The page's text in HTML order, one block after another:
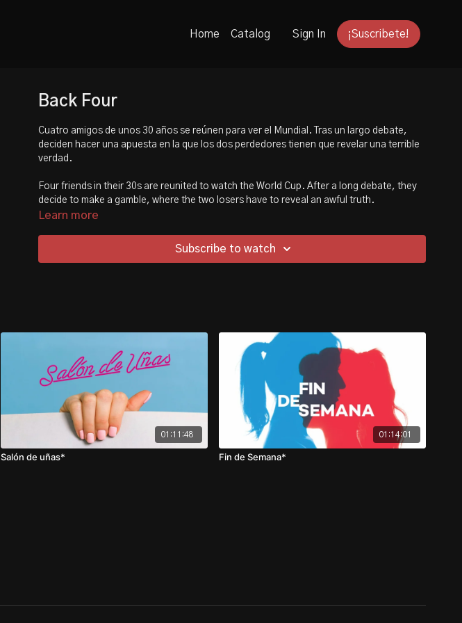
Home Catalog Sign In ¡Suscribete!
Back Four
Cuatro amigos de unos 30 años se reúnen para ver el Mundial. Tras un largo debate,
deciden hacer una apuesta en la que los dos perdedores tienen que revelar una terrible
verdad.
Four friends in their 30s are reunited to watch the World Cup. After a long debate, they
decide to make a gamble, where the two losers have to reveal an awful truth.
Learn more
Subscribe to watch
01:11:48
Salón de uñas*
01:14:01
Fin de Semana*